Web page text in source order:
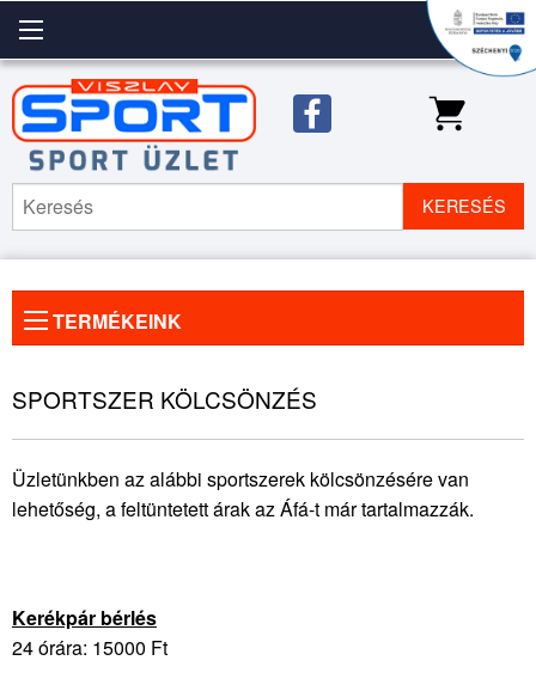
KERESÉS
TERMÉKEINK
kép
SPORTSZER KÖLCSÖNZÉS
Üzletünkben az alábbi sportszerek kölcsönzésére van
lehetőség, a feltüntetett árak az Áfá-t már tartalmazzák.
Kerékpár bérlés
24 órára: 15000 Ft